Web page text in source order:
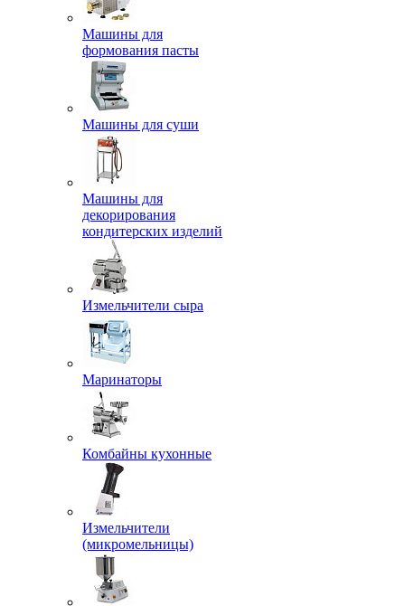
Машины для
формования пасты
Машины для суши
Машины для
декорирования
кондитерских изделий
Измельчители сыра
Маринаторы
Комбайны кухонные
Измельчители
(микромельницы)